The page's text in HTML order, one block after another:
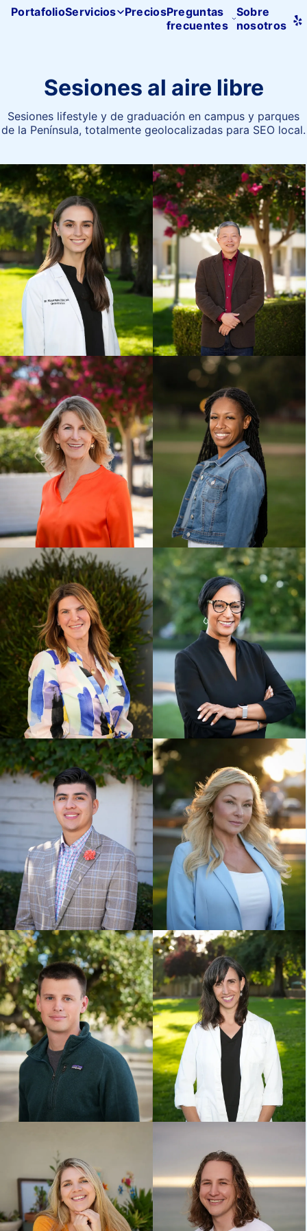
PortafolioServicios PreciosPreguntas
frecuentes
Sobre
nosotros
Sesiones al aire libre
Sesiones lifestyle y de graduación en campus y parques
de la Península, totalmente geolocalizadas para SEO local.